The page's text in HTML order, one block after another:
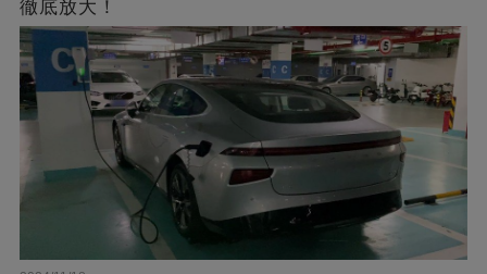
徹底放大！